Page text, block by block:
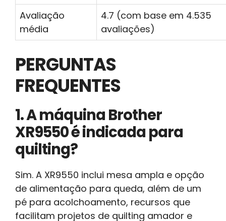
Avaliação
média
4.7 (com base em 4.535
avaliações)
PERGUNTAS
FREQUENTES
1. A máquina Brother
XR9550 é indicada para
quilting?
Sim. A XR9550 inclui mesa ampla e opção
de alimentação para queda, além de um
pé para acolchoamento, recursos que
facilitam projetos de quilting amador e